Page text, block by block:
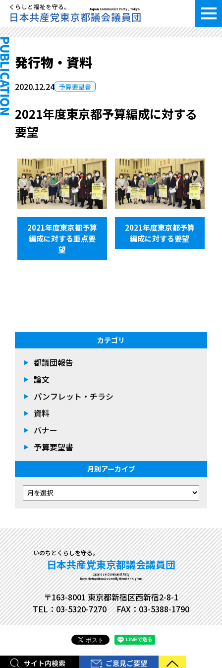
発行物・資料
2020.12.24 予算要望書
2021年度東京都予算編成に対する
要望
2021年度東京都予算
編成に対する重点要
望
2021年度東京都予算
編成に対する要望
カテゴリ
都議団報告
論文
パンフレット・チラシ
資料
バナー
予算要望書
月別アーカイブ
いのちとくらしを守る。
日本共産党東京都議会議員団
Japanese Communist Party
Tokyo Metropolitan Assembly Member's group
〒163-8001 東京都新宿区西新宿2-8-1
TEL：03-5320-7270
FAX：03-5388-1790
Copyright© 日本共産党東京都議会議員団